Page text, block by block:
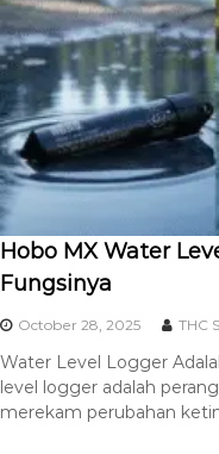
Hobo MX Water
Fungsinya
October 28, 2025 THC
Water Level Logger
level logger adalah
merekam perubahan